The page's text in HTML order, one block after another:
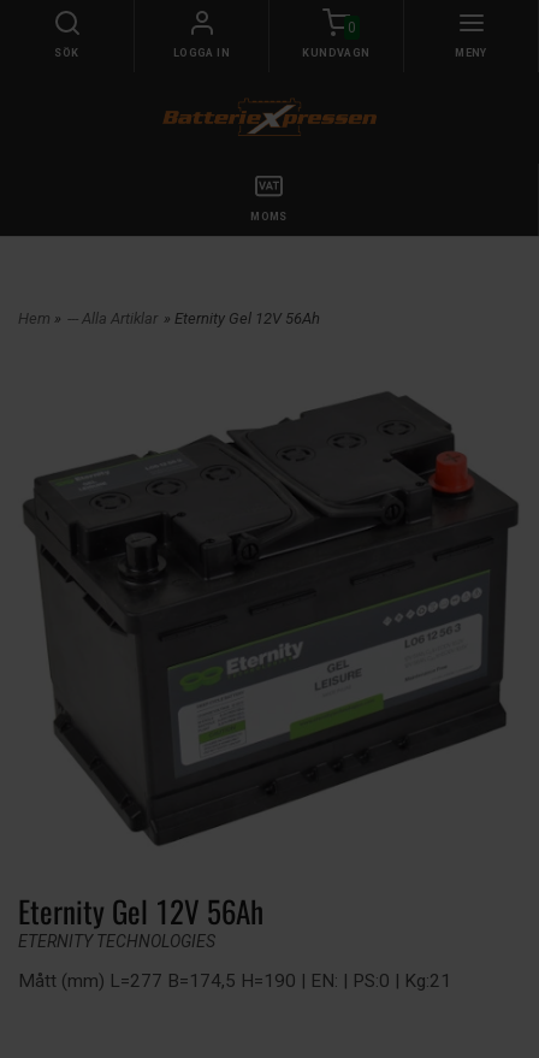
SÖK LOGGA IN
0
KUNDVAGN MENY
MOMS
Hem » --- Alla Artiklar » Eternity Gel 12V 56Ah
Eternity Gel 12V 56Ah
ETERNITY TECHNOLOGIES
Mått (mm) L=277 B=174,5 H=190 | EN: | PS:0 | Kg:21